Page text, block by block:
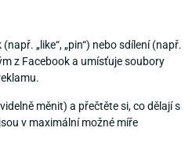
„like“, „pin“) nebo sdílení (např.
z Facebook a umísťuje soubory
měnit) a přečtěte si, co dělají s
v maximální možné míře